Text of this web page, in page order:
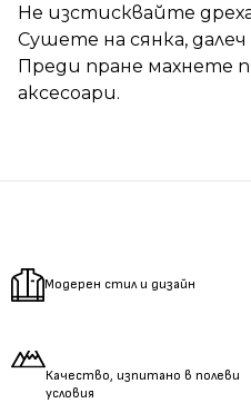
Не изстисквайте
Сушете на сянка,
Преди пране махнете
аксесоари.
Модерен стил и дизайн
Качество, изпитано в полеви
условия